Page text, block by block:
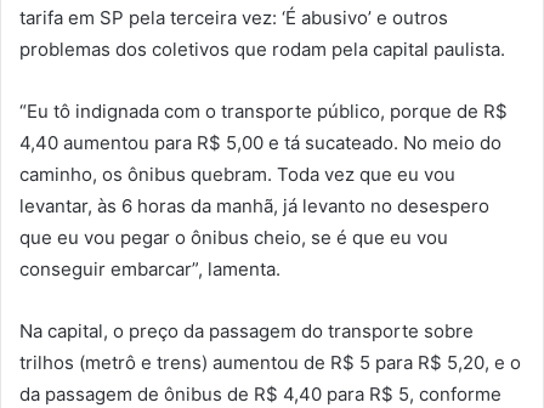
tarifa em SP pela terceira vez: ‘É abusivo’ e outros
problemas dos coletivos que rodam pela capital paulista.
“Eu tô indignada com o transporte público, porque de R$
4,40 aumentou para R$ 5,00 e tá sucateado. No meio do
caminho, os ônibus quebram. Toda vez que eu vou
levantar, às 6 horas da manhã, já levanto no desespero
que eu vou pegar o ônibus cheio, se é que eu vou
conseguir embarcar”, lamenta.
Na capital, o preço da passagem do transporte sobre
trilhos (metrô e trens) aumentou de R$ 5 para R$ 5,20, e o
da passagem de ônibus de R$ 4,40 para R$ 5, conforme